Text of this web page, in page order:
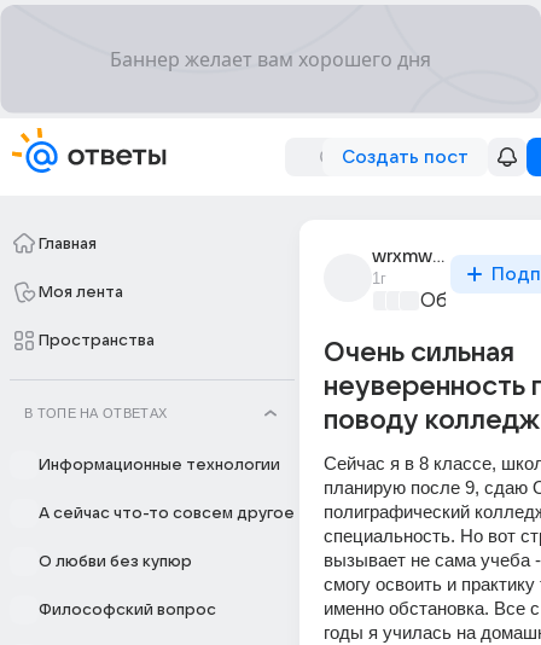
Создать пост
Главная
Моя лента
Пространства
В ТОПЕ НА ОТВЕТАХ
Информационные технологии
А сейчас что-то совсем другое
О любви без купюр
Философский вопрос
wrxmwood
1г
Очень сильная
неуверенность
поводу
Сейчас я в 8 классе,
планирую после 9, сдаю
полиграфический
специальность. Но вот
вызывает не сама учеба
смогу освоить и
именно обстановка. Все
годы я училась на